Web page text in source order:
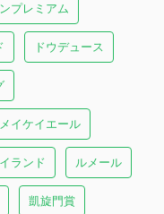
プレミアム
ドウデュース
メイケイエール
ランド ルメール
凱旋門賞